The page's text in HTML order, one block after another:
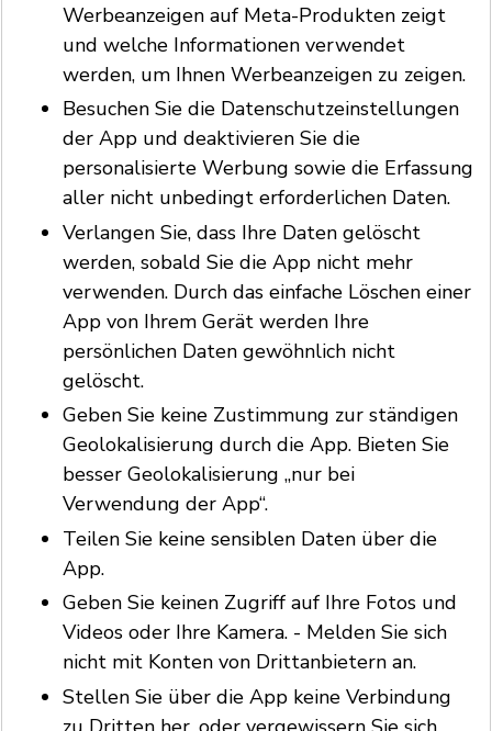
Werbeanzeigen auf Meta-Produkten zeigt
und welche Informationen verwendet
werden, um Ihnen Werbeanzeigen zu zeigen.
Besuchen Sie die Datenschutzeinstellungen
der App und deaktivieren Sie die
personalisierte Werbung sowie die Erfassung
aller nicht unbedingt erforderlichen Daten.
Verlangen Sie, dass Ihre Daten gelöscht
werden, sobald Sie die App nicht mehr
verwenden. Durch das einfache Löschen einer
App von Ihrem Gerät werden Ihre
persönlichen Daten gewöhnlich nicht
gelöscht.
Geben Sie keine Zustimmung zur ständigen
Geolokalisierung durch die App. Bieten Sie
besser Geolokalisierung „nur bei
Verwendung der App“.
Teilen Sie keine sensiblen Daten über die
App.
Geben Sie keinen Zugriff auf Ihre Fotos und
Videos oder Ihre Kamera. - Melden Sie sich
nicht mit Konten von Drittanbietern an.
Stellen Sie über die App keine Verbindung